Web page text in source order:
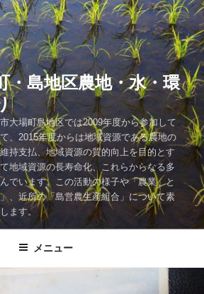
・島地区農地・水・環
大場町島地区では2009年度から参加して
、2015年度からは地域資源である農地の
持支払、地域資源の質的向上を目的とす
地域資源の長寿命化、これらからなる多
でいます。この活動の様子や「農業」と
、近所の「島営農生産組合」について素
ます。
メニュー